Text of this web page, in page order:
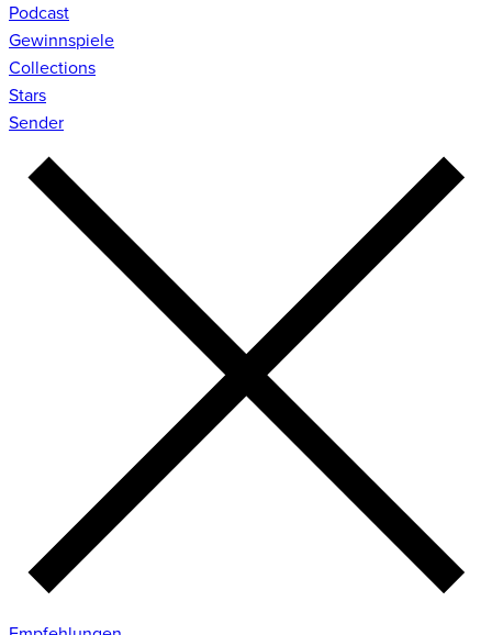
Podcast
Gewinnspiele
Collections
Stars
Sender